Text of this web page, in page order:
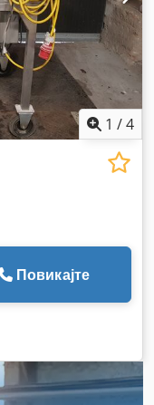
1 /4
Повикајте